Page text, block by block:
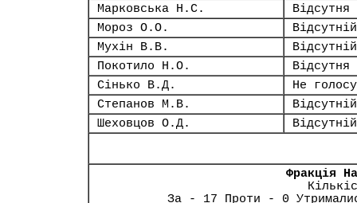
Марковська Н.С.
Відсутня
Мороз О.О.
Відсутній
Мухін В.В.
Відсутній
Покотило Н.О.
Відсутня
Сінько В.Д.
Не
Степанов М.В.
Відсутній
Шеховцов О.Д.
Відсутній
Фракція
За - 17 Проти - 0